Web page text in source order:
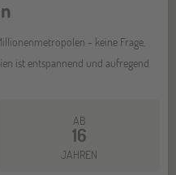
- keine Frage,
ist entspannend und aufregend
AB
16
JAHREN